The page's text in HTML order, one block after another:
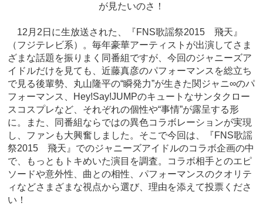
が見たいのさ！
12月2日に生放送された、『FNS歌謡祭2015 飛天』
（フジテレビ系）。毎年豪華アーティストが出演してさま
ざまな話題を振りまく同番組ですが、今回のジャニーズア
イドルだけを見ても、近藤真彦のパフォーマンスを総立ち
で見る後輩勢、丸山隆平の“瞬発力”が生きた関ジャニ∞のパ
フォーマンス、Hey!Say!JUMPのキュートなサンタクロー
スコスプレなど、それぞれの個性や“事情”が露呈する形
に。また、同番組ならではの異色コラボレーションが実現
し、ファンも大興奮しました。そこで今回は、『FNS歌謡
祭2015 飛天』でのジャニーズアイドルのコラボ企画の中
で、もっともトキめいた演目を調査。コラボ相手とのエピ
ソードや意外性、曲との相性、パフォーマンスのクオリテ
ィなどさまざまな視点から選び、理由を添えて投票くださ
い！